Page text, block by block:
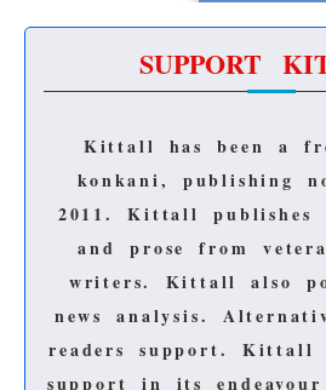
SUPPORT
Kittall has been a
konkani, publishing
2011.Kittall publishes
and prose from
writers. Kittall also
news analysis.
readers support. Kittall
support in its